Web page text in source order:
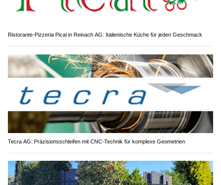
Ristorante-Pizzeria Pical in Reinach AG: Italienische Küche für jeden Geschmack
Tecra AG: Präzisionsschleifen mit CNC-Technik für komplexe Geometrien